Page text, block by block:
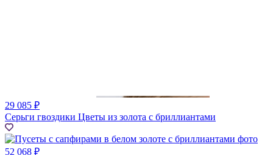
29 085 ₽
Серьги гвоздики Цветы из золота с бриллиантами
52 068 ₽